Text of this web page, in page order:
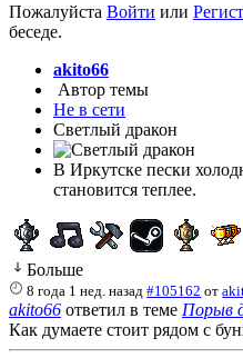
Пожалуйста Войти или
беседе.
akito66
Автор темы
Не в сети
Светлый дракон
В Иркутске пески
становится теплее.
Больше
8 года 1 нед. назад #105162 от
akito66 ответил в теме Порыв
Как думаете стоит рядом с